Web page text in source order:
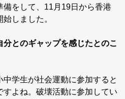
備をして、11月19日から香港
しました。
とのギャップを感じたとのこ
中学生が社会運動に参加すると
すよね。破壊活動に参加してい